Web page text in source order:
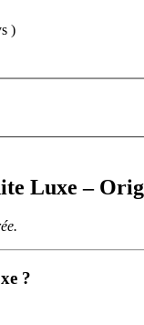
)
Luxe –
?